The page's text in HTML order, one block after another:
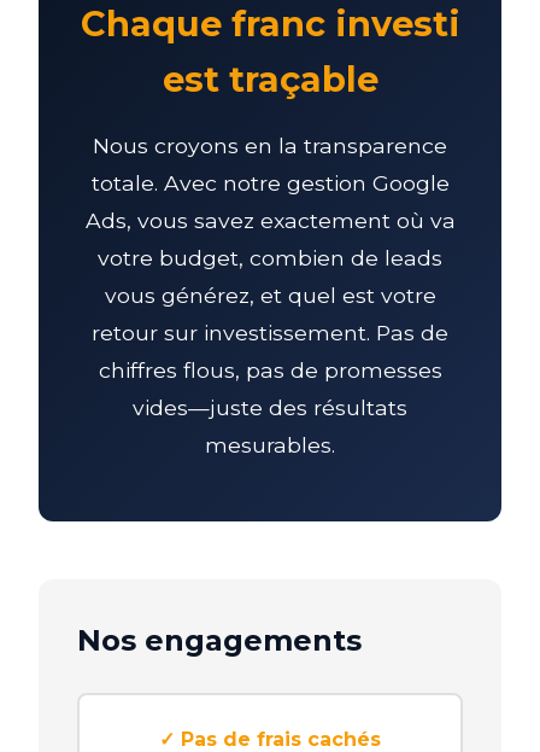
Chaque franc investi
est traçable
Nous croyons en la transparence
totale. Avec notre gestion Google
Ads, vous savez exactement où va
votre budget, combien de leads
vous générez, et quel est votre
retour sur investissement. Pas de
chiffres flous, pas de promesses
vides—juste des résultats
mesurables.
Nos engagements
✓ Pas de frais cachés